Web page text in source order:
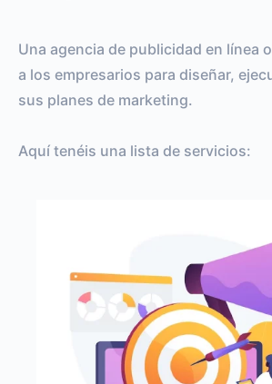
Una agencia de publicidad en línea
a los empresarios para diseñar,
sus planes de marketing.
Aquí tenéis una lista de servicios: